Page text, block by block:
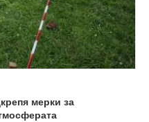
мерки за